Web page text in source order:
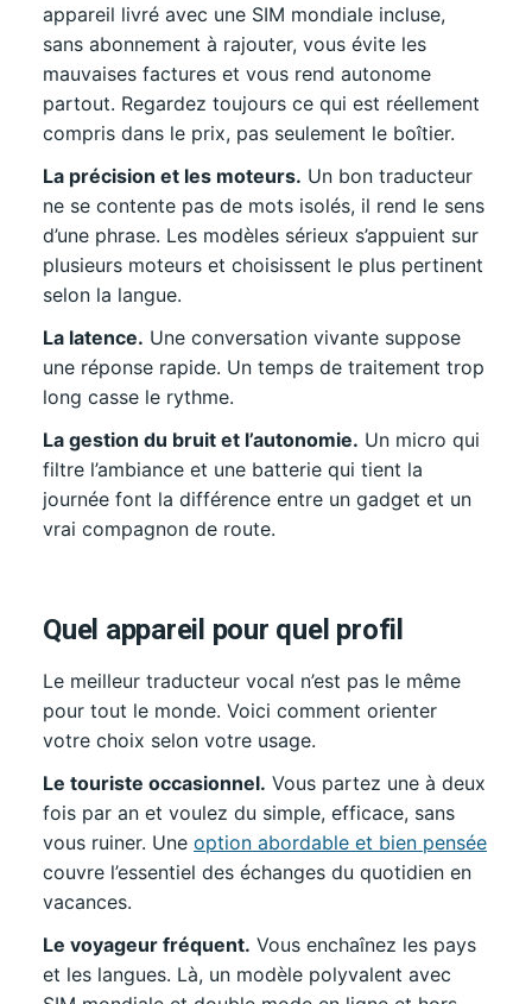
appareil livré avec une SIM mondiale incluse,
sans abonnement à rajouter, vous évite les
mauvaises factures et vous rend autonome
partout. Regardez toujours ce qui est réellement
compris dans le prix, pas seulement le boîtier.
La précision et les moteurs. Un bon traducteur
ne se contente pas de mots isolés, il rend le sens
d’une phrase. Les modèles sérieux s’appuient sur
plusieurs moteurs et choisissent le plus pertinent
selon la langue.
La latence. Une conversation vivante suppose
une réponse rapide. Un temps de traitement trop
long casse le rythme.
La gestion du bruit et l’autonomie. Un micro qui
filtre l’ambiance et une batterie qui tient la
journée font la différence entre un gadget et un
vrai compagnon de route.
Quel appareil pour quel profil
Le meilleur traducteur vocal n’est pas le même
pour tout le monde. Voici comment orienter
votre choix selon votre usage.
Le touriste occasionnel. Vous partez une à deux
fois par an et voulez du simple, efficace, sans
vous ruiner. Une option abordable et bien pensée
couvre l’essentiel des échanges du quotidien en
vacances.
Le voyageur fréquent. Vous enchaînez les pays
et les langues. Là, un modèle polyvalent avec